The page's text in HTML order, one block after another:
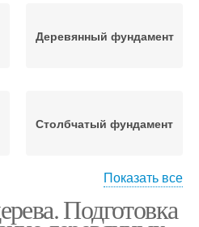
Деревянный фундамент
Столбчатый фундамент
Фундамент под
деревянный дом
Показать все
Подготовка